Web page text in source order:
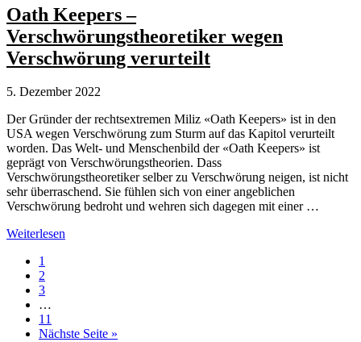
für
Angehörige
von
Verschwörungstheoretikern
Oath Keepers –
Verschwörungstheoretiker wegen
Verschwörung verurteilt
5. Dezember 2022
Der Gründer der rechtsextremen Miliz «Oath Keepers» ist in den
USA wegen Verschwörung zum Sturm auf das Kapitol verurteilt
worden. Das Welt- und Menschenbild der «Oath Keepers» ist
geprägt von Verschwörungstheorien. Dass
Verschwörungstheoretiker selber zu Verschwörung neigen, ist nicht
sehr überraschend. Sie fühlen sich von einer angeblichen
Verschwörung bedroht und wehren sich dagegen mit einer …
Oath
Verschwörungstheoretiker
wegen
Verschwörung
verurteilt
Weiterlesen
Seite
1
Seite
2
Seite
3
Weggelassene
Zwischenseiten
…
Seite
11
Nächste Seite aufrufen
»